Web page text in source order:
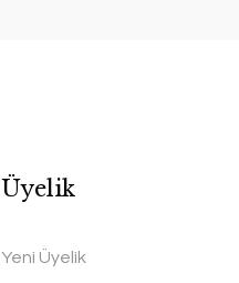
Üyelik
Yeni Üyelik